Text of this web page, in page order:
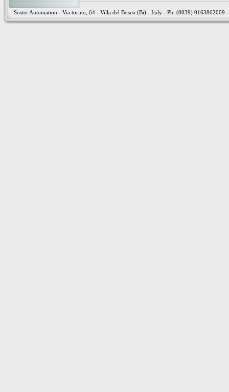
Soster Automation - Via torino, 64 - Villa del Bosco (Bi) - Italy - Ph: (0039)